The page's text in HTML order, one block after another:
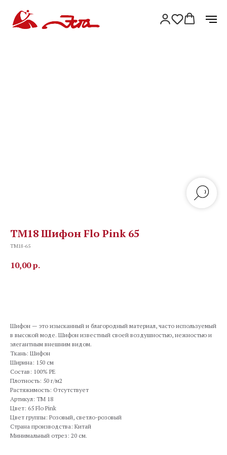
TM18 Шифон Flo Pink 65
TM18-65
10,00р.
Шифон — это изысканный и благородный материал, часто используемый
в высокой моде. Шифон известный своей воздушностью, нежностью и
элегантным внешним видом.
Ткань: Шифон
Ширина: 150 см
Состав: 100% PE
Плотность: 50 г/м2
Растяжимость: Отсутствует
Артикул: TM 18
Цвет: 65 Flo Pink
Цвет группы: Розовый, светло-розовый
Страна производства: Китай
Минимальный отрез: 20 см.